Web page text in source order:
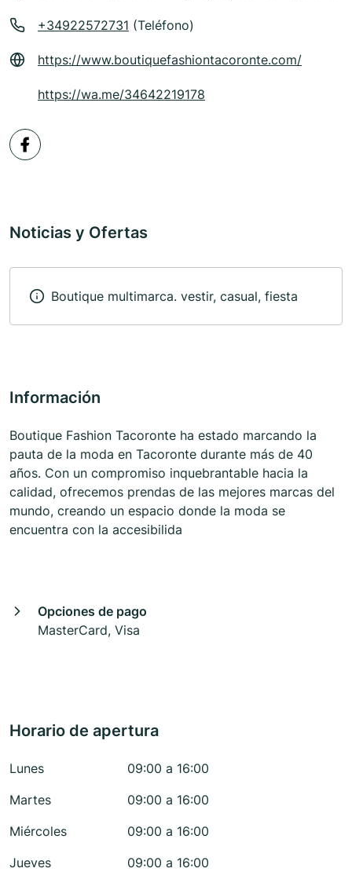
+34922572731 (Teléfono)
https://www.boutiquefashiontacoronte.com/
https://wa.me/34642219178
Noticias y Ofertas
Boutique multimarca. vestir, casual, fiesta
Información
Boutique Fashion Tacoronte ha estado marcando la
pauta de la moda en Tacoronte durante más de 40
años. Con un compromiso inquebrantable hacia la
calidad, ofrecemos prendas de las mejores marcas del
mundo, creando un espacio donde la moda se
encuentra con la accesibilida
Opciones de pago
MasterCard, Visa
Horario de apertura
Lunes
09:00 a 16:00
Martes
09:00 a 16:00
Miércoles
09:00 a 16:00
Jueves
09:00 a 16:00